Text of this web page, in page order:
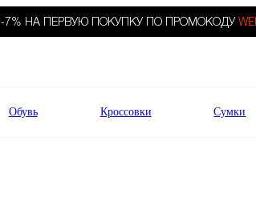
-7% НА ПЕРВУЮ ПОКУПКУ ПО ПРОМОКОДУ
Обувь Кроссовки Сумки